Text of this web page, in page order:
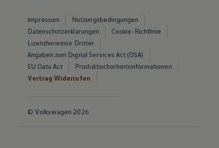
Impressum
Nutzungsbedingungen
Datenschutzerklärungen
Cookie-Richtlinie
Lizenzhinweise Dritter
Angaben zum Digital Services Act (DSA)
EU Data Act
Produktsicherheitsinformationen
Vertrag Widerrufen
© Volkswagen 2026